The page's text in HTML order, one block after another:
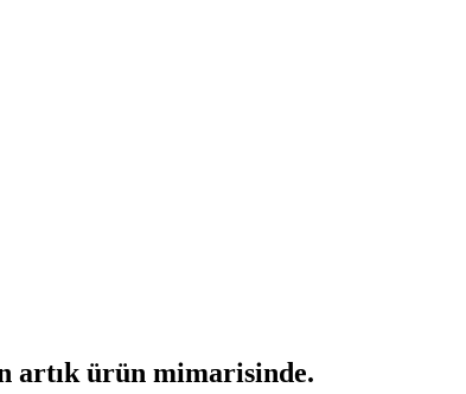
artık ürün mimarisinde.